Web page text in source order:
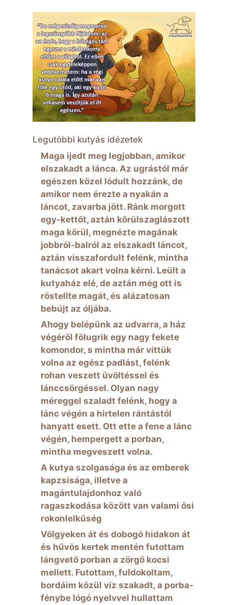
Legutóbbi kutyás idézetek
Maga ijedt meg legjobban, amikor
elszakadt a lánca. Az ugrástól már
egészen közel lódult hozzánk, de
amikor nem érezte a nyakán a
láncot, zavarba jött. Ránk morgott
egy-kettőt, aztán körülszaglászott
maga körül, megnézte magának
jobbról-balról az elszakadt láncot,
aztán visszafordult felénk, mintha
tanácsot akart volna kérni. Leült a
kutyaház elé, de aztán még ott is
röstellte magát, és alázatosan
bebújt az óljába.
Ahogy belépünk az udvarra, a ház
végéről fölugrik egy nagy fekete
komondor, s mintha már vittük
volna az egész padlást, felénk
rohan veszett üvöltéssel és
lánccsörgéssel. Olyan nagy
méreggel szaladt felénk, hogy a
lánc végén a hirtelen rántástól
hanyatt esett. Ott ette a fene a lánc
végén, hempergett a porban,
mintha megveszett volna.
A kutya szolgasága és az emberek
kapzsisága, illetve a
magántulajdonhoz való
ragaszkodása között van valami ősi
rokonlelkűség
Völgyeken át és dobogó hidakon át
és hűvös kertek mentén futottam
lángvető porban a zörgő kocsi
mellett. Futottam, fuldokoltam,
bordáim közül víz szakadt, a porba-
fénybe lógó nyelvvel hullattam